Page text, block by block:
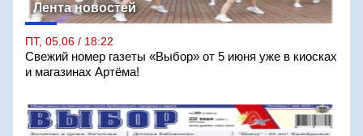
Лента новостей
ПТ, 05.06 / 18:22
Свежий номер газеты «Выбор» от 5 июня уже в киосках
и магазинах Артёма!